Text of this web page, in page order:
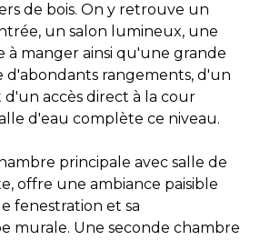
de bois. On y retrouve un
un salon lumineux, une
à manger ainsi qu'une grande
d'abondants rangements, d'un
accès direct à la cour
d'eau complète ce niveau.
principale avec salle de
offre une ambiance paisible
fenestration et sa
murale. Une seconde chambre